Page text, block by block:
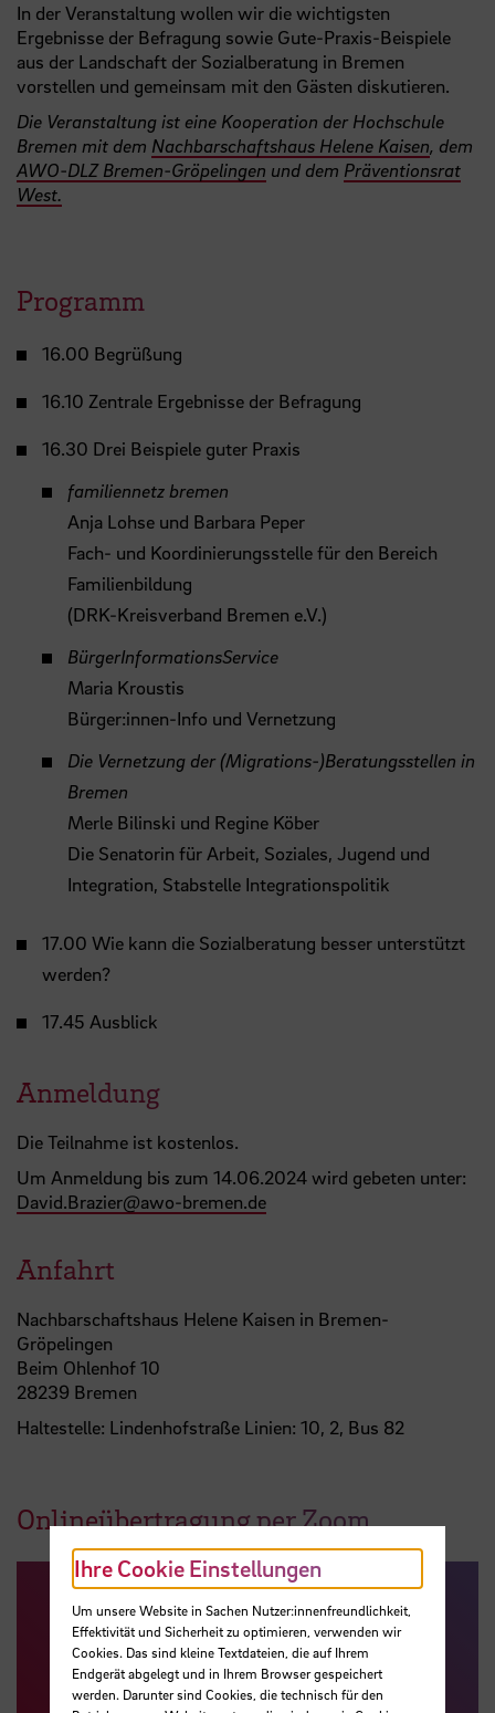
In der Veranstaltung wollen wir die wichtigsten
Ergebnisse der Befragung sowie Gute-Praxis-Beispiele
aus der Landschaft der Sozialberatung in Bremen
vorstellen und gemeinsam mit den Gästen diskutieren.
Die Veranstaltung ist eine Kooperation der Hochschule
Bremen mit dem Nachbarschaftshaus Helene Kaisen, dem
AWO-DLZ Bremen-Gröpelingen und dem Präventionsrat
West.
Programm
16.00 Begrüßung
16.10 Zentrale Ergebnisse der Befragung
16.30 Drei Beispiele guter Praxis
familiennetz bremen
Anja Lohse und Barbara Peper
Fach- und Koordinierungsstelle für den Bereich
Familienbildung
(DRK-Kreisverband Bremen e.V.)
BürgerInformationsService
Maria Kroustis
Bürger:innen-Info und Vernetzung
Die Vernetzung der (Migrations-)Beratungsstellen in
Bremen
Merle Bilinski und Regine Köber
Die Senatorin für Arbeit, Soziales, Jugend und
Integration, Stabstelle Integrationspolitik
17.00 Wie kann die Sozialberatung besser unterstützt
werden?
17.45 Ausblick
Anmeldung
Die Teilnahme ist kostenlos.
Um Anmeldung bis zum 14.06.2024 wird gebeten unter:
David.Brazier@awo-bremen.de
Anfahrt
Nachbarschaftshaus Helene Kaisen in Bremen-
Gröpelingen
Beim Ohlenhof 10
28239 Bremen
Haltestelle: Lindenhofstraße Linien: 10, 2, Bus 82
Onlineübertragung per Zoom
Ihre Cookie Einstellungen
Um unsere Website in Sachen Nutzer:innenfreundlichkeit,
Effektivität und Sicherheit zu optimieren, verwenden wir
Cookies. Das sind kleine Textdateien, die auf Ihrem
Endgerät abgelegt und in Ihrem Browser gespeichert
werden. Darunter sind Cookies, die technisch für den